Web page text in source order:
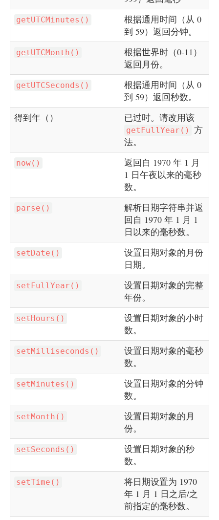
getUTCMinutes()
根据通用时间（从 0
到 59）返回分钟。
getUTCMonth()
根据世界时（0-11）
返回月份。
getUTCSeconds()
根据通用时间（从 0
到 59）返回秒数。
得到年（）
已过时。请改用该
getFullYear()
方
法。
now()
返回自 1970 年 1 月
1 日午夜以来的毫秒
数。
parse()
解析日期字符串并返
回自 1970 年 1 月 1
日以来的毫秒数。
setDate()
设置日期对象的月份
日期。
setFullYear()
设置日期对象的完整
年份。
setHours()
设置日期对象的小时
数。
setMilliseconds()
设置日期对象的毫秒
数。
setMinutes()
设置日期对象的分钟
数。
setMonth()
设置日期对象的月
份。
setSeconds()
设置日期对象的秒
数。
setTime()
将日期设置为 1970
年 1 月 1 日之后/之
前指定的毫秒数。